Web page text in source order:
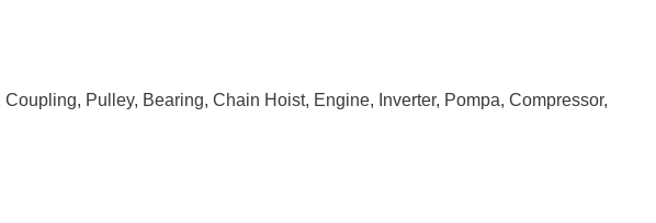
Pulley, Bearing, Chain Hoist, Engine, Inverter, Pompa, Compressor,